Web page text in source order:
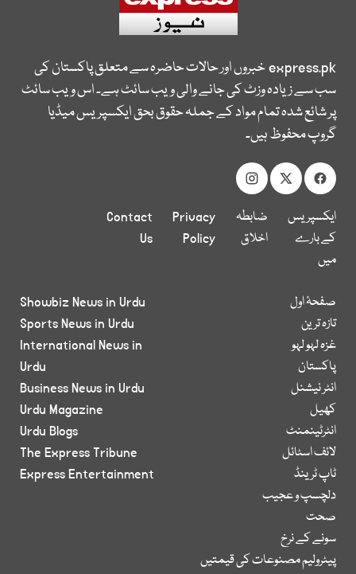
express.pkخبروں اور حالات حاضرہ سے متعلق پاکستان کی
سب سے زیادہ وزٹ کی جانے والی ویب سائٹ ہے۔ اس ویب سائٹ
پر شائع شدہ تمام مواد کے جملہ حقوق بحق ایکسپریس میڈیا
گروپ محفوظ ہیں۔
ایکسپریس
کے بارے
میں
ضابطہ
اخلاق
Privacy
Policy
Contact
Us
صفحۂ اول
تازہ ترین
غزہ لہو لہو
پاکستان
انٹر نیشنل
کھیل
انٹرٹینمنٹ
لائف اسٹائل
ٹاپ ٹرینڈ
دلچسپ و عجیب
صحت
سونے کے نرخ
پیٹرولیم مصنوعات کی قیمتیں
Showbiz News in Urdu
Sports News in Urdu
International News in
Urdu
Business News in Urdu
Urdu Magazine
Urdu Blogs
The Express Tribune
Express Entertainment